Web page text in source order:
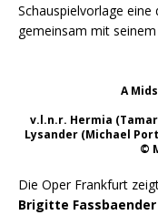
Schauspielvorlage
gemeinsam mit
A
v.l.n.r. Hermia
Lysander (Michael
©
Die Oper Frankfurt
Brigitte Fassbaender